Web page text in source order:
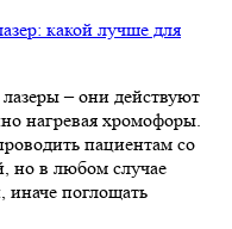
– они действуют
нагревая хромофоры.
пациентам со
но в любом случае
поглощать